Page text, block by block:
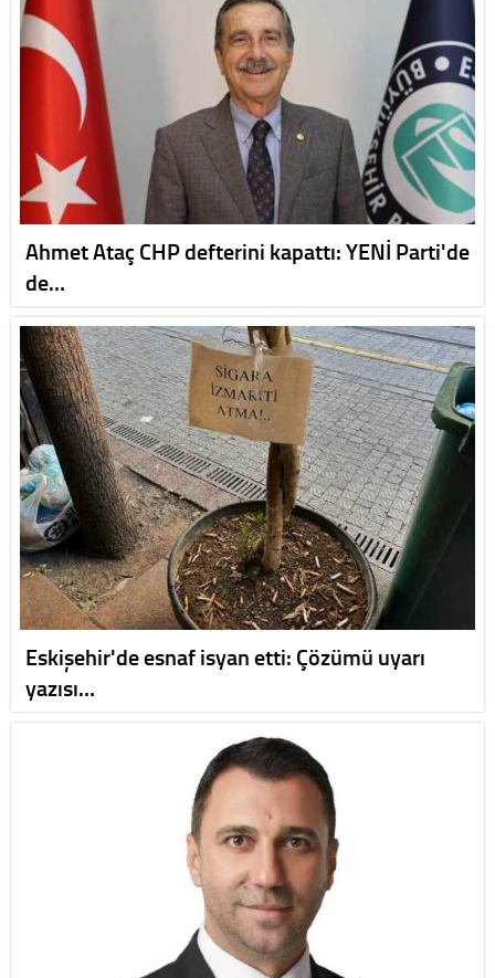
Ahmet Ataç CHP defterini kapattı: YENİ Parti'de
de…
Eskişehir'de esnaf isyan etti: Çözümü uyarı
yazısı…